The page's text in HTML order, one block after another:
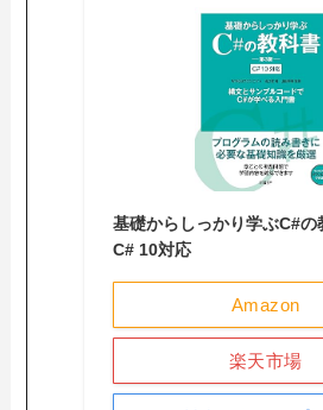
基礎からしっかり学ぶC#の
C# 10対応
Amazon
楽天市場